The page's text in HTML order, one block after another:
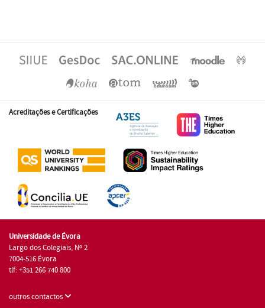
Acreditações e Certificações
Universidade de Évora
Largo dos Colegiais, Nº 2
7004-516 Évora
tlf: +351 266 740 800
outros contactos